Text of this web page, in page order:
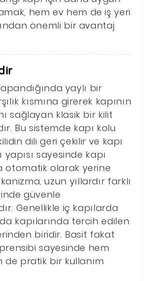
hem ev hem de iş yeri
önemli bir avantaj
yaylı bir
kısmına girerek kapının
sağlayan klasik bir kilit
Bu sistemde kapı kolu
dili geri çekilir ve kapı
yapısı sayesinde kapı
otomatik olarak yerine
uzun yıllardır farklı
güvenle
Genellikle iç kapılarda
kapılarında tercih edilen
biridir. Basit fakat
sayesinde hem
de pratik bir kullanım